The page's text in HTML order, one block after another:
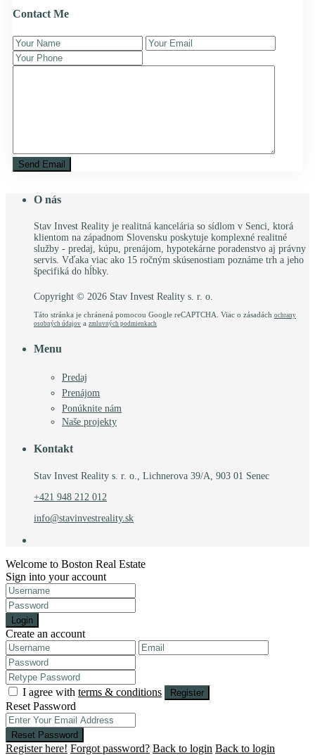
Contact Me
O nás
Stav Invest Reality je realitná kancelária so sídlom v Senci, ktorá
klientom na západnom Slovensku poskytuje komplexné realitné
služby - predaj, kúpu, prenájom, hypotekárne poradenstvo aj právny
servis. Vďaka viac ako 15 ročným skúsenostiam poznáme trh a jeho
špecifiká do hĺbky.
Copyright © 2026 Stav Invest Reality s. r. o.
Táto stránka je chránená pomocou Google reCAPTCHA. Viac o zásadách ochrany
osobných údajov a zmluvných podmienkach
Menu
Predaj
Prenájom
Ponúknite nám
Naše projekty
Kontakt
Stav Invest Reality s. r. o., Lichnerova 39/A, 903 01 Senec
+421 948 212 012
info@stavinvestreality.sk
Welcome to Boston Real Estate
Sign into your account
Login
Create an account
I agree with terms & conditions Register
Reset Password
Reset Password
Register here! Forgot password? Back to login Back to login